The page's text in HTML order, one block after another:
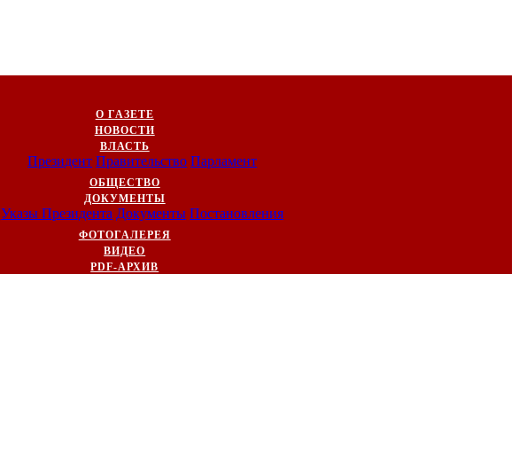
О ГАЗЕТЕ
НОВОСТИ
ВЛАСТЬ
Президент Правительство Парламент
ОБЩЕСТВО
ДОКУМЕНТЫ
Указы Президента Документы Постановления
ФОТОГАЛЕРЕЯ
ВИДЕО
PDF-АРХИВ